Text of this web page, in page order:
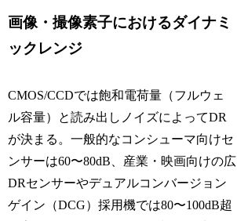
画像・撮像素子におけるダイナミ
ックレンジ
CMOS/CCDでは飽和電荷量（フルウェ
ル容量）と読み出しノイズによってDR
が決まる。一般的なコンシューマ向けセ
ンサーは60〜80dB、産業・映画向けの広
DRセンサーやデュアルコンバージョン
ゲイン（DCG）採用機では80〜100dB超